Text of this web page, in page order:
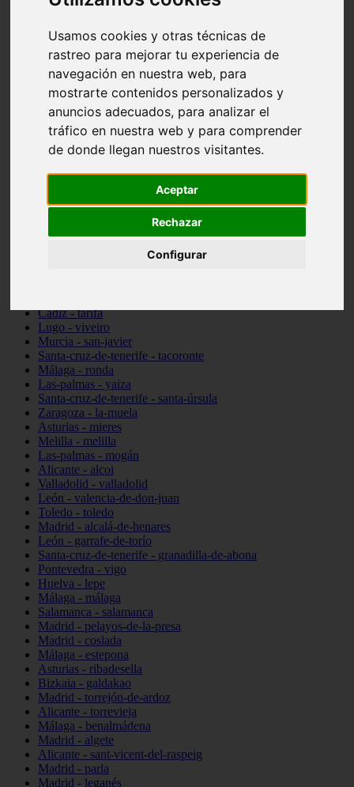
Usamos cookies y otras técnicas de
rastreo para mejorar tu experiencia de
navegación en nuestra web, para
mostrarte contenidos personalizados y
anuncios adecuados, para analizar el
tráfico en nuestra web y para comprender
de donde llegan nuestros visitantes.
Aceptar
Rechazar
Configurar
Madrid - pozuelo-de-alarcón
Teruel - sarrión
Cádiz - algodonales
Illes-balears - inca
Madrid - madrid
Málaga - torremolinos
Asturias - oviedo
Cádiz - el-puerto-de-santa-maría
Asturias - aller
Toledo - illescas
álava - vitoria-gasteiz
Barcelona - barcelona
Cádiz - tarifa
Lugo - viveiro
Murcia - san-javier
Santa-cruz-de-tenerife - tacoronte
Málaga - ronda
Las-palmas - yaiza
Santa-cruz-de-tenerife - santa-úrsula
Zaragoza - la-muela
Asturias - mieres
Melilla - melilla
Las-palmas - mogán
Alicante - alcoi
Valladolid - valladolid
León - valencia-de-don-juan
Toledo - toledo
Madrid - alcalá-de-henares
León - garrafe-de-torío
Santa-cruz-de-tenerife - granadilla-de-abona
Pontevedra - vigo
Huelva - lepe
Málaga - málaga
Salamanca - salamanca
Madrid - pelayos-de-la-presa
Madrid - coslada
Málaga - estepona
Asturias - ribadesella
Bizkaia - galdakao
Madrid - torrejón-de-ardoz
Alicante - torrevieja
Málaga - benalmádena
Madrid - algete
Alicante - sant-vicent-del-raspeig
Madrid - parla
Madrid - leganés